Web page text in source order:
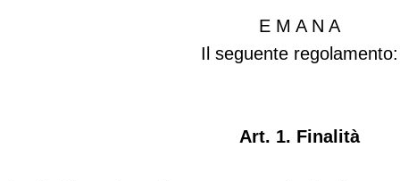
E M A N A
Il seguente regolamento:
Art. 1. Finalità